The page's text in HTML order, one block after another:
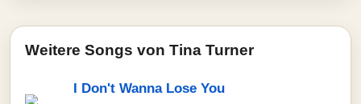
Weitere Songs von Tina Turner
I Don't Wanna Lose You